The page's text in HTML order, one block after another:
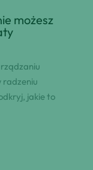
możesz
radzeniu
jakie to